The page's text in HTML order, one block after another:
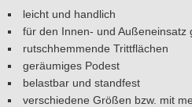
leicht und handlich
für den Innen- und Außeneinsatz
rutschhemmende Trittflächen
geräumiges Podest
belastbar und standfest
verschiedene Größen bzw. mit